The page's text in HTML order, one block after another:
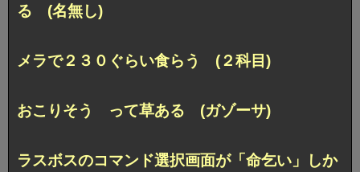
る (名無し)
メラで２３０ぐらい食らう (２科目)
おこりそう って草ある (ガゾーサ)
ラスボスのコマンド選択画面が「命乞い」しか